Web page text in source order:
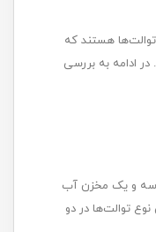
هستند که
در ادامه به بررسی
و یک مخزن آب
توالت‌ها در دو